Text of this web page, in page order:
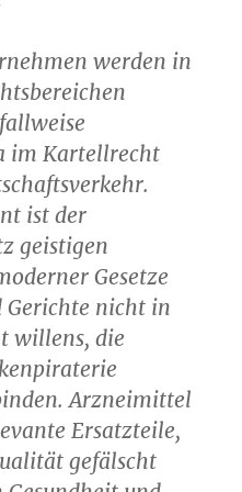
werden in
im Kartellrecht
ist der
geistigen
Gesetze
Gerichte nicht in
willens, die
Arzneimittel
Ersatzteile,
gefälscht